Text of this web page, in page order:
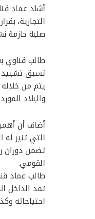
أشاد عماد
التجارية،
صلبة حازمة
طالب قناوي
تسبق تشييد
يتم من
والبلاد
أضاف أن
التي تنير
تضمن دوران
القومي.
طالب عماد
تمد الداخل
احتياجاته